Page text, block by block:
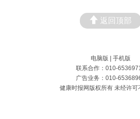
返回顶部
电脑版
手机版
联系合作：010-
广告业务：010-
健康时报网版权所有 未经许可